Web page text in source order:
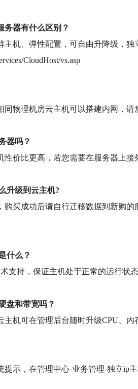
务器有什么区别？
主机、弹性配置，可自由升降级，
CloudHost/vs.asp
物理机房云主机可以搭建内网，请
器吗？
性价比更高，若您需要在服务器上接
升级到云主机?
购买成功后请自行迁移数据到新购
什么？
支持，保证主机处于正常的运行状
盘和带宽吗？
机可在管理后台随时升级CPU、内
示，在管理中心-业务管理-独立ip主